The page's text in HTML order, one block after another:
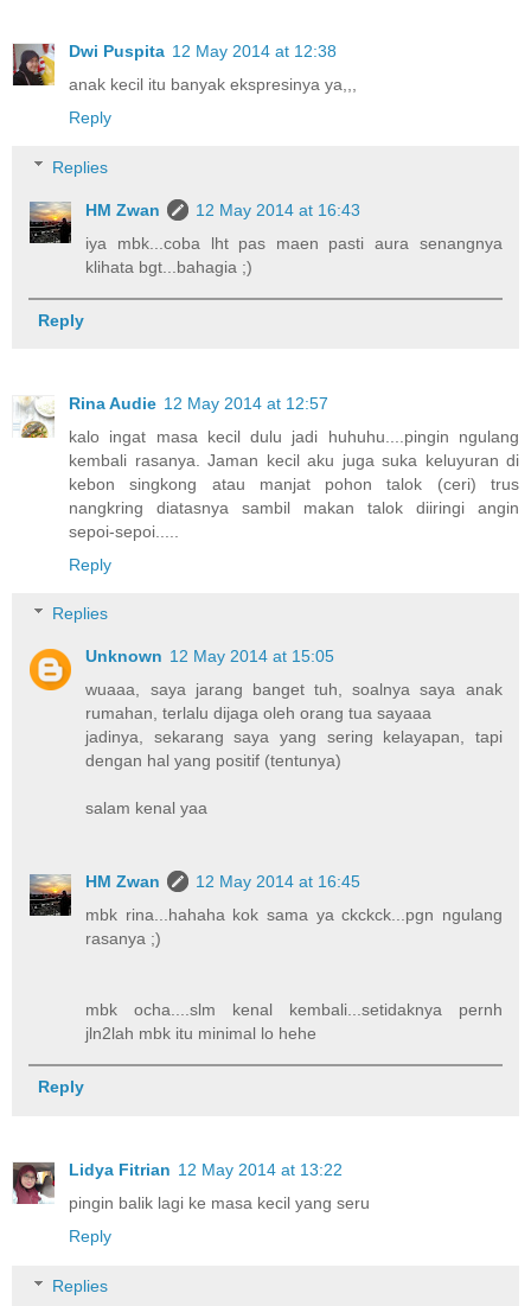
Dwi Puspita 12 May 2014 at 12:38
anak kecil itu banyak ekspresinya ya,,,
Reply
Replies
HM Zwan
12 May 2014 at 16:43
iya mbk...coba lht pas maen pasti aura senangnya
klihata bgt...bahagia ;)
Reply
Rina Audie 12 May 2014 at 12:57
kalo ingat masa kecil dulu jadi huhuhu....pingin ngulang
kembali rasanya. Jaman kecil aku juga suka keluyuran di
kebon singkong atau manjat pohon talok (ceri) trus
nangkring diatasnya sambil makan talok diiringi angin
sepoi-sepoi.....
Reply
Replies
Unknown 12 May 2014 at 15:05
wuaaa, saya jarang banget tuh, soalnya saya anak
rumahan, terlalu dijaga oleh orang tua sayaaa
jadinya, sekarang saya yang sering kelayapan, tapi
dengan hal yang positif (tentunya)
salam kenal yaa
HM Zwan
12 May 2014 at 16:45
mbk rina...hahaha kok sama ya ckckck...pgn ngulang
rasanya ;)
mbk ocha....slm kenal kembali...setidaknya pernh
jln2lah mbk itu minimal lo hehe
Reply
Lidya Fitrian 12 May 2014 at 13:22
pingin balik lagi ke masa kecil yang seru
Reply
Replies